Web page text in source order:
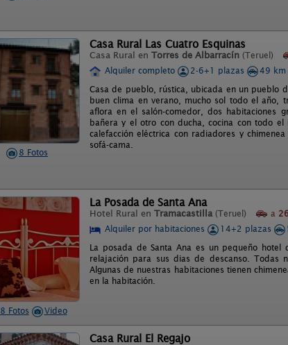
8 Fotos
Casa Rural Las Cuatro Esquinas
Casa Rural en Torres de Albarracín (Teruel)
Alquiler completo
2-6+1 plazas
49 km
Casa de pueblo, rústica, ubicada en un pueblo
buen clima en verano, mucho sol todo el año,
aflora en el salón-comedor, dos habitaciones
bañera y el otro con ducha, cocina con todo el
calefacción eléctrica con radiadores y
sofá-cama.
8 Fotos Video
La Posada de Santa Ana
Hotel Rural en Tramacastilla (Teruel) a
Alquiler por habitaciones
14+2 plazas
La posada de Santa Ana es un pequeño
relajación para sus dias de descanso. Todas
Algunas de nuestras habitaciones tienen
en la habitación.
Casa Rural El Regajo